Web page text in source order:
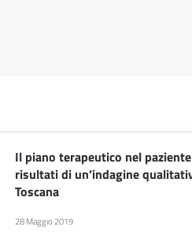
Il piano terapeutico nel
risultati di un’indagine
Toscana
28 Maggio 2019